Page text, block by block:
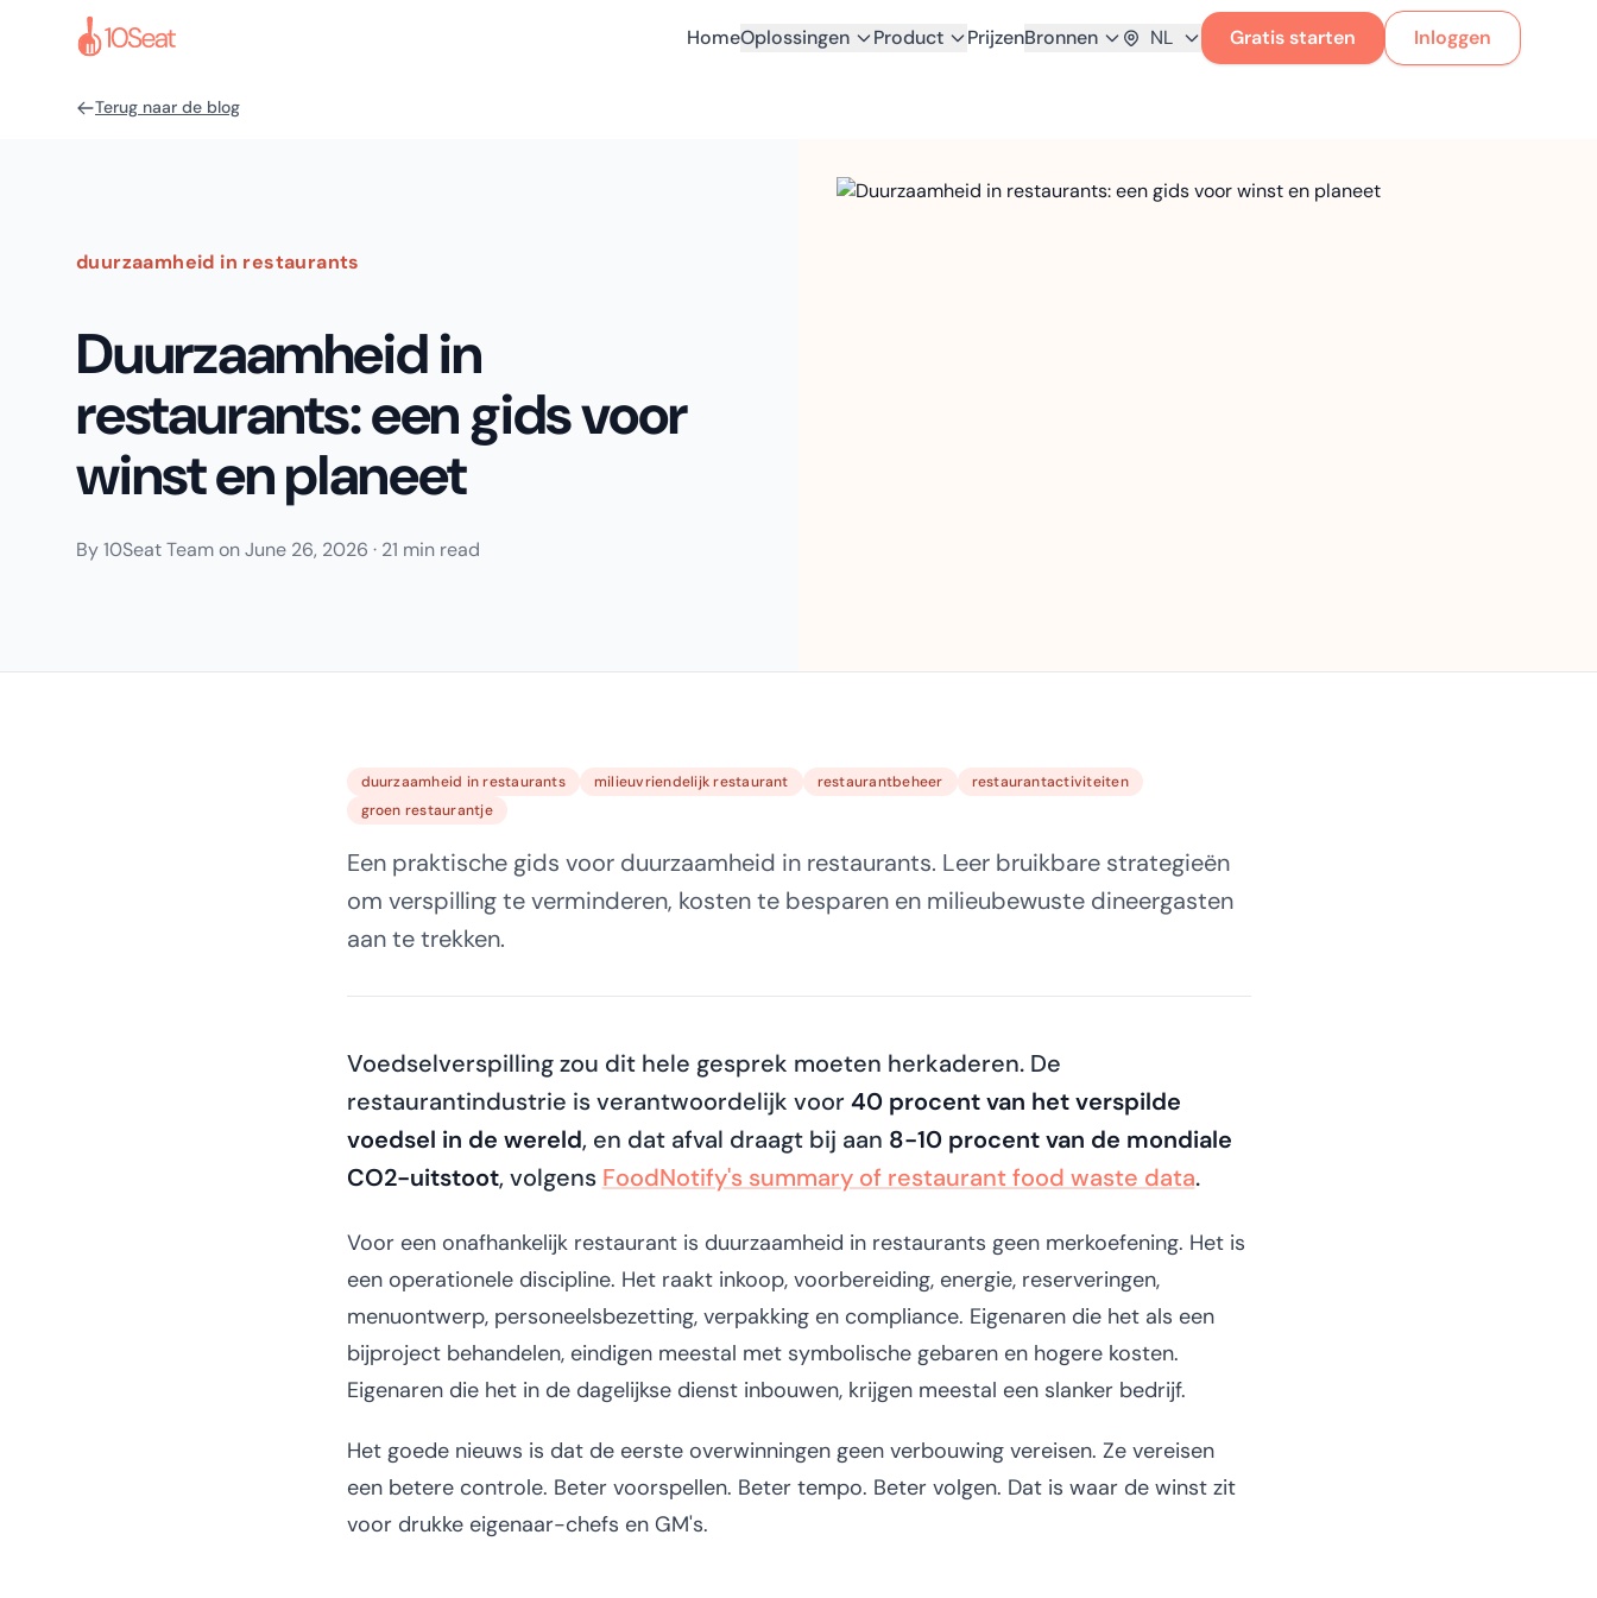
HomeOplossingen Product PrijzenBronnen NL Gratis starten Inloggen
Terug naar de blog
duurzaamheid in restaurants
Duurzaamheid in
restaurants: een gids voor
winst en planeet
By10Seat TeamonJune 26, 2026 · 21 min read
duurzaamheid in restaurants milieuvriendelijk restaurant restaurantbeheer
restaurantactiviteiten
groen restaurantje
Een praktische gids voor duurzaamheid in restaurants. Leer bruikbare strategieën
om verspilling te verminderen, kosten te besparen en milieubewuste dineergasten
aan te trekken.
Voedselverspilling zou dit hele gesprek moeten herkaderen. De
restaurantindustrie is verantwoordelijk voor 40 procent van het verspilde
voedsel in de wereld, en dat afval draagt ​​bij aan 8-10 procent van de mondiale
CO2-uitstoot, volgens FoodNotify's summary of restaurant food waste data.
Voor een onafhankelijk restaurant is duurzaamheid in restaurants geen merkoefening. Het is
een operationele discipline. Het raakt inkoop, voorbereiding, energie, reserveringen,
menuontwerp, personeelsbezetting, verpakking en compliance. Eigenaren die het als een
bijproject behandelen, eindigen meestal met symbolische gebaren en hogere kosten.
Eigenaren die het in de dagelijkse dienst inbouwen, krijgen meestal een slanker bedrijf.
Het goede nieuws is dat de eerste overwinningen geen verbouwing vereisen. Ze vereisen
een betere controle. Beter voorspellen. Beter tempo. Beter volgen. Dat is waar de winst zit
voor drukke eigenaar-chefs en GM's.